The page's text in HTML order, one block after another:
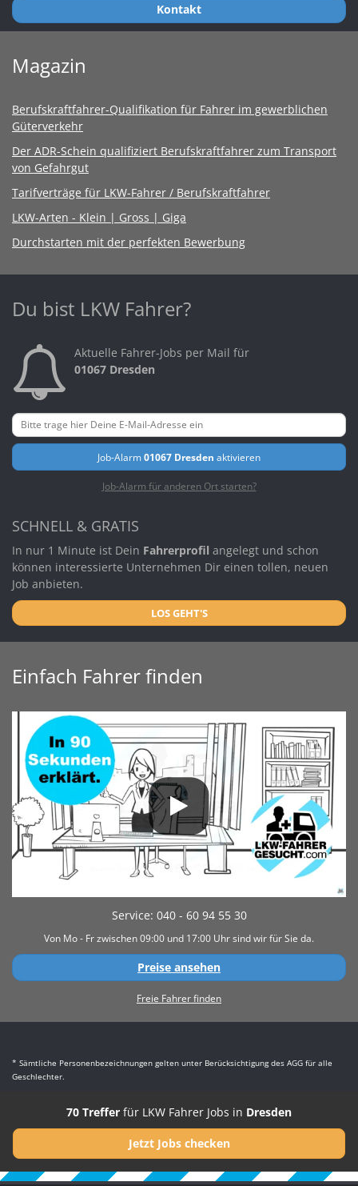
Kontakt
Magazin
Berufskraftfahrer-Qualifikation für Fahrer im gewerblichen
Güterverkehr
Der ADR-Schein qualifiziert Berufskraftfahrer zum Transport
von Gefahrgut
Tarifverträge für LKW-Fahrer / Berufskraftfahrer
LKW-Arten - Klein | Gross | Giga
Durchstarten mit der perfekten Bewerbung
Du bist LKW Fahrer?
Aktuelle Fahrer-Jobs per Mail für
01067 Dresden
Job-Alarm01067 Dresden aktivieren
Job-Alarm für anderen Ort starten?
SCHNELL & GRATIS
In nur 1 Minute ist Dein Fahrerprofil angelegt und schon
können interessierte Unternehmen Dir einen tollen, neuen
Job anbieten.
LOS GEHT'S
Einfach Fahrer finden
Service: 040 - 60 94 55 30
Von Mo - Fr zwischen 09:00 und 17:00 Uhr sind wir für Sie da.
Preise ansehen
Freie Fahrer finden
* Sämtliche Personenbezeichnungen gelten unter Berücksichtigung des AGG für alle
Geschlechter.
70 Treffer für LKW Fahrer Jobs in Dresden
Jetzt Jobs checken